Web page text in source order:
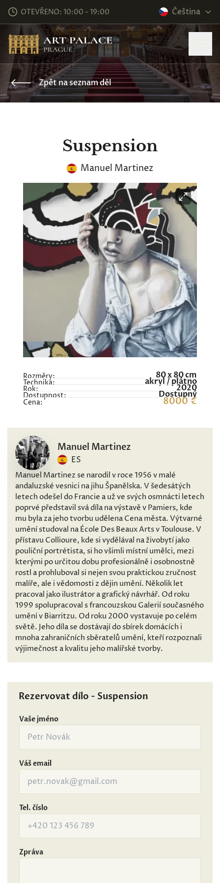
OTEVŘENO: 10:00 - 19:00 Čeština
Zpět na seznam děl
Suspension
Manuel Martinez
Rozměry: 80 x 80 cm
Technika: akryl / plátno
Rok: 2020
Dostupnost: Dostupný
Cena: 8000 €
Manuel Martinez
ES
Manuel Martinez se narodil v roce 1956 v malé
andaluzské vesnici na jihu Španělska. V šedesátých
letech odešel do Francie a už ve svých osmnácti letech
poprvé představil svá díla na výstavě v Pamiers, kde
mu byla za jeho tvorbu udělena Cena města. Výtvarné
umění studoval na École Des Beaux Arts v Toulouse. V
přístavu Collioure, kde si vydělával na živobytí jako
pouliční portrétista, si ho všimli místní umělci, mezi
kterými po určitou dobu profesionálně i osobnostně
rostl a prohluboval si nejen svou praktickou zručnost
malíře, ale i vědomosti z dějin umění. Několik let
pracoval jako ilustrátor a grafický návrhář. Od roku
1999 spolupracoval s francouzskou Galerií současného
umění v Biarritzu. Od roku 2000 vystavuje po celém
světě. Jeho díla se dostávají do sbírek domácích i
mnoha zahraničních sběratelů umění, kteří rozpoznali
výjimečnost a kvalitu jeho malířské tvorby.
Rezervovat dílo - Suspension
Vaše jméno
Váš email
Tel. číslo
Zpráva